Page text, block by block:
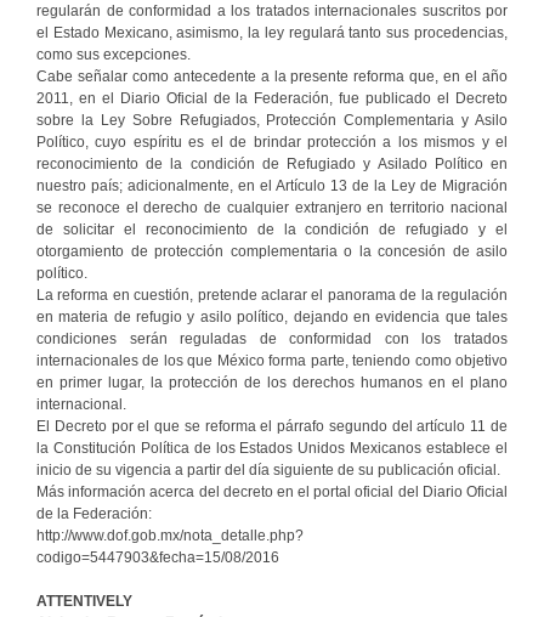
regularán de conformidad a los tratados internacionales suscritos por
el Estado Mexicano, asimismo, la ley regulará tanto sus procedencias,
como sus excepciones.
Cabe señalar como antecedente a la presente reforma que, en el año
2011, en el Diario Oficial de la Federación, fue publicado el Decreto
sobre la Ley Sobre Refugiados, Protección Complementaria y Asilo
Político, cuyo espíritu es el de brindar protección a los mismos y el
reconocimiento de la condición de Refugiado y Asilado Político en
nuestro país; adicionalmente, en el Artículo 13 de la Ley de Migración
se reconoce el derecho de cualquier extranjero en territorio nacional
de solicitar el reconocimiento de la condición de refugiado y el
otorgamiento de protección complementaria o la concesión de asilo
político.
La reforma en cuestión, pretende aclarar el panorama de la regulación
en materia de refugio y asilo político, dejando en evidencia que tales
condiciones serán reguladas de conformidad con los tratados
internacionales de los que México forma parte, teniendo como objetivo
en primer lugar, la protección de los derechos humanos en el plano
internacional.
El Decreto por el que se reforma el párrafo segundo del artículo 11 de
la Constitución Política de los Estados Unidos Mexicanos establece el
inicio de su vigencia a partir del día siguiente de su publicación oficial.
Más información acerca del decreto en el portal oficial del Diario Oficial
de la Federación:
http://www.dof.gob.mx/nota_detalle.php?
codigo=5447903&fecha=15/08/2016
ATTENTIVELY